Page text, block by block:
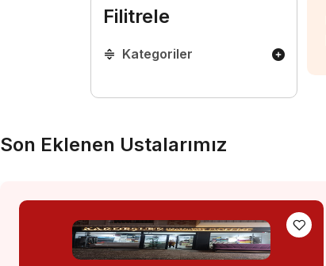
Filitrele
Kategoriler
Son Eklenen Ustalarımız